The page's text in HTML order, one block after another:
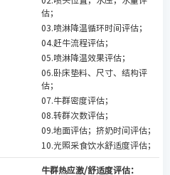
估；
03.喷淋降温循环时间评估；
04.赶牛流程评估；
05.喷淋降温效果评估；
06.卧床垫料、尺寸、结构评
估；
07.牛群密度评估；
08.转群次数评估；
09.地面评估；挤奶时间评估；
10.光照采食饮水舒适度评估；
牛群热应激/舒适度评估：